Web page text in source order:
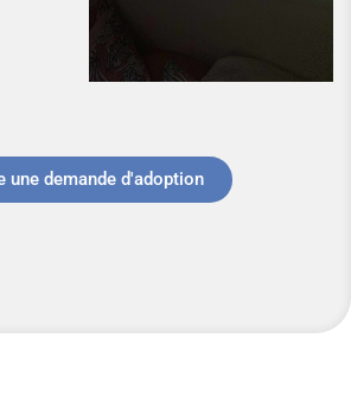
une demande d'adoption